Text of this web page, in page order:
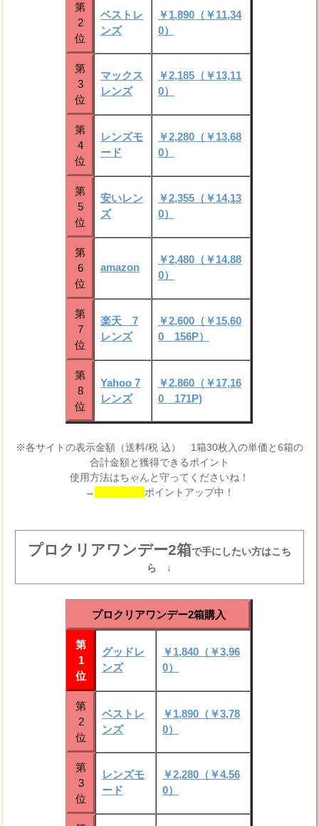
第
2
位
ベストレ
ンズ
￥1,890（￥11,34
0）
第
3
位
マックス
レンズ
￥2,185（￥13,11
0）
第
4
位
レンズモ
ード
￥2,280（￥13,68
0）
第
5
位
安いレン
ズ
￥2,355（￥14,13
0）
第
6
位
amazon
￥2,480（￥14,88
0）
第
7
位
楽天 7
レンズ
￥2,600（￥15,60
0 156P）
第
8
位
Yahoo 7
レンズ
￥2,860（￥17,16
0 171P)
※各サイトの表示金額（送料/税 込） 1箱30枚入の単価と6箱の
合計金額と獲得できるポイント
使用方法はちゃんと守ってくださいね！
→
ポイントアップ中！
プロクリアワンデー2箱で手にしたい方はこち
ら ↓
プロクリアワンデー2箱購入
第
1
位
グッドレ
ンズ
￥1,840（￥3,96
0）
第
2
位
ベストレ
ンズ
￥1,890（￥3,78
0）
第
3
位
レンズモ
ード
￥2,280（￥4,56
0）